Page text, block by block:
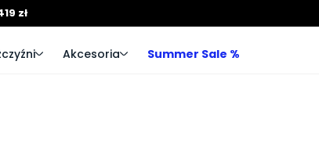
zł
Akcesoria Summer Sale %